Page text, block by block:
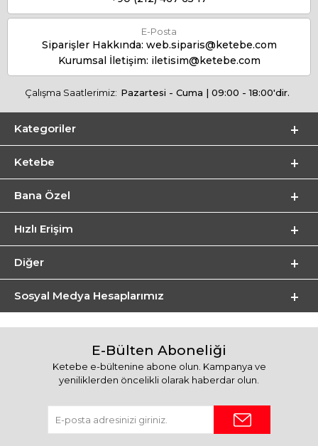
E-Posta
Siparişler Hakkında: web.siparis@ketebe.com
Kurumsal İletişim: iletisim@ketebe.com
Çalışma Saatlerimiz: Pazartesi - Cuma | 09:00 - 18:00'dir.
Kategoriler
Ketebe
Bana Özel
Hızlı Erişim
Diğer
Sosyal Medya Hesaplarımız
E-Bülten Aboneliği
Ketebe e-bültenine abone olun. Kampanya ve
yeniliklerden öncelikli olarak haberdar olun.